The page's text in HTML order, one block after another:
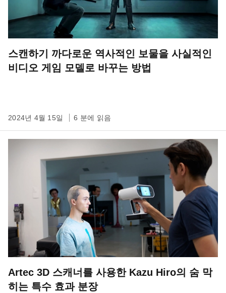
스캔하기 까다로운 역사적인 보물을 사실적인
비디오 게임 모델로 바꾸는 방법
2024년 4월 15일 6 분에 읽음
Artec 3D 스캐너를 사용한 Kazu Hiro의 숨 막
히는 특수 효과 분장